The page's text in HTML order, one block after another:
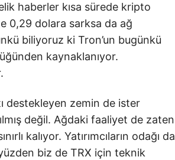
haberler kısa sürede kripto
0,29 dolara sarksa da ağ
biliyoruz ki Tron’un bugünkü
kaynaklanıyor.
destekleyen zemin de ister
değil. Ağdaki faaliyet de zaten
kalıyor. Yatırımcıların odağı da
biz de TRX için teknik